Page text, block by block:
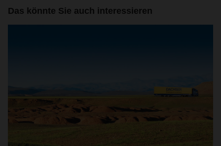
Das könnte Sie auch interessieren